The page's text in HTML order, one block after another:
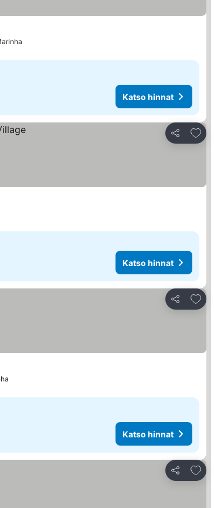
Katso hinnat
Jaa
Katso hinnat
Jaa
Katso hinnat
Jaa